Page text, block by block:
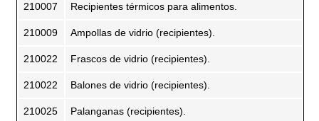
210007 Recipientes térmicos para alimentos.
210009 Ampollas de vidrio (recipientes).
210022 Frascos de vidrio (recipientes).
210022 Balones de vidrio (recipientes).
210025 Palanganas (recipientes).